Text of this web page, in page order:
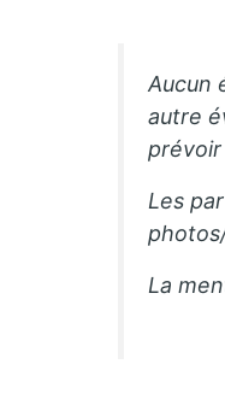
Aucun
autre
prévoir
Les
La